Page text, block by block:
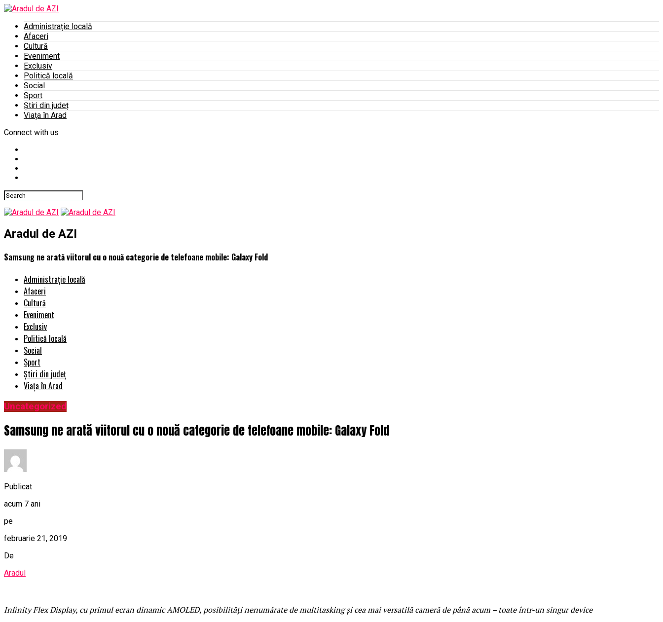
Administrație locală
Afaceri
Cultură
Eveniment
Exclusiv
Politică locală
Social
Sport
Știri din județ
Viața în Arad
Connect with us
Aradul de AZI
Samsung ne arată viitorul cu o nouă categorie de telefoane mobile: Galaxy Fold
Administrație locală
Afaceri
Cultură
Eveniment
Exclusiv
Politică locală
Social
Sport
Știri din județ
Viața în Arad
Uncategorized
Samsung ne arată viitorul cu o nouă categorie de telefoane mobile: Galaxy Fold
Publicat
acum 7 ani
pe
februarie 21, 2019
De
Aradul
Infinity Flex Display, cu primul ecran dinamic AMOLED, posibilități nenumărate de multitasking și cea mai versatilă cameră de până acum – toate într-un singur device